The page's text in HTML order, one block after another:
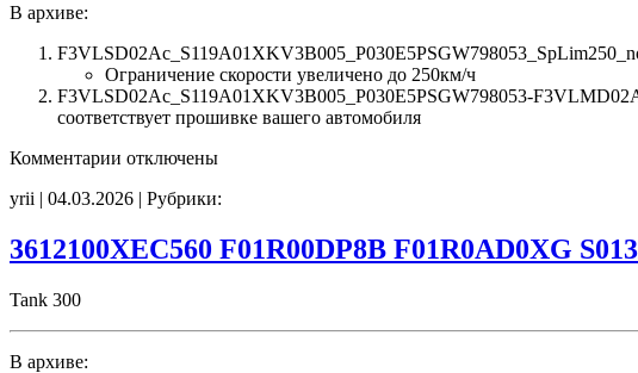
В архиве:
Ограничение скорости увеличено до 250км/ч
F3VLSD02Ac_S119A01XKV3B005_P030E5PSGW798053-
соответствует прошивке вашего автомобиля
Комментарии к
F3VLSD02Ac
P030E5PSGW798053-
F3VLMD02Ac
SpLim250
отключены
yrii | 04.03.2026 | Рубрики:
3612100XEC560 F01R00DP8B F01R0AD0XG
Tank 300
В архиве: